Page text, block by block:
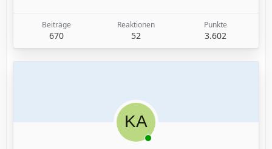
Beiträge
670
Reaktionen
52
Punkte
3.602